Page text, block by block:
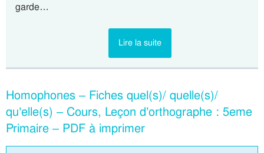
garde…
Lire la suite
Homophones – Fiches quel(s)/ quelle(s)/
qu’elle(s) – Cours, Leçon d’orthographe : 5eme
Primaire – PDF à imprimer